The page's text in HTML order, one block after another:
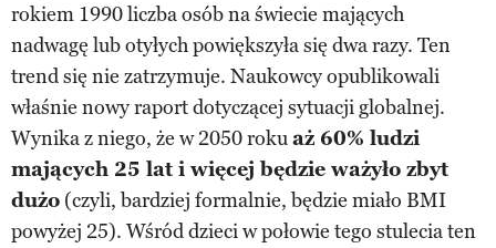
rokiem 1990 liczba osób na świecie mających
nadwagę lub otyłych powiększyła się dwa razy. Ten
trend się nie zatrzymuje. Naukowcy opublikowali
właśnie nowy raport dotyczącej sytuacji globalnej.
Wynika z niego, że w 2050 rokuaż 60% ludzi
mających 25 lat i więcej będzie ważyło zbyt
dużo (czyli, bardziej formalnie, będzie miało BMI
powyżej 25). Wśród dzieci w połowie tego stulecia ten